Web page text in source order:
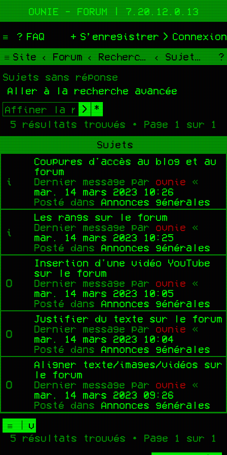
OVNIE - FORUM | 7.20.12.0.13
FAQ Connexion
S’enregistrer
Site Forum Rechercher Sujets sans réponse
Sujets sans réponse
Aller à la recherche avancée
Rechercher
Recherche avancée
5 résultats trouvés • Page
1 sur 1
Sujets
Coupures d'accès au blog et au
forum
Dernier message par ovnie «
mar. 14 mars 2023 10:26
Posté dans Annonces générales
Les rangs sur le forum
Dernier message par ovnie «
mar. 14 mars 2023 10:25
Posté dans Annonces générales
Insertion d'une vidéo YouTube
sur le forum
Dernier message par ovnie «
mar. 14 mars 2023 10:05
Posté dans Annonces générales
Justifier du texte sur le forum
Dernier message par ovnie «
mar. 14 mars 2023 10:04
Posté dans Annonces générales
Aligner texte/images/vidéos sur
le forum
Dernier message par ovnie «
mar. 14 mars 2023 09:26
Posté dans Annonces générales
5 résultats trouvés • Page 1 sur 1